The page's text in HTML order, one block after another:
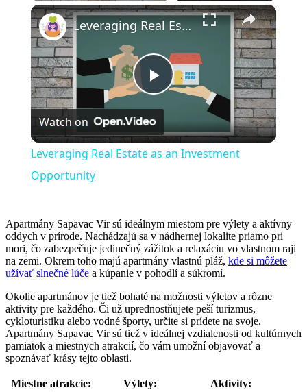
×
Play
Video
Leveraging Real Estate as an Investment Opportunity
Watch on
Leveraging Real Estate as an Investment
Opportunity
Apartmány Sapavac Vir sú ideálnym miestom pre výlety a aktívny
oddych v prírode. Nachádzajú sa v nádhernej lokalite priamo pri
mori, čo zabezpečuje jedinečný zážitok a relaxáciu vo vlastnom raji
na zemi. Okrem toho majú apartmány vlastnú pláž, kde si môžete
užívať slnečné lúče a kúpanie v pohodlí a súkromí.
Okolie apartmánov je tiež bohaté na možnosti výletov a rôzne
aktivity pre každého. Či už uprednostňujete peší turizmus,
cykloturistiku alebo vodné športy, určite si prídete na svoje.
Apartmány Sapavac Vir sú tiež v ideálnej vzdialenosti od kultúrnych
pamiatok a miestnych atrakcií, čo vám umožní objavovať a
spoznávať krásy tejto oblasti.
Miestne atrakcie: Výlety:
Aktivity: